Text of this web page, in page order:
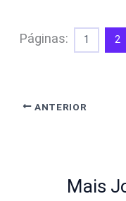
Páginas: 1 2
ANTERIOR
Mais